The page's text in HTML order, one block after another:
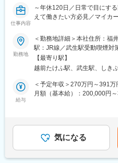
■働き方特徴
・技術打ち合わせで、設備設
・残業 月平均25時間程度
■この仕事の面白さ・魅力
・ムラタのコネクタ商品群や
・組立工程のうち検査＋梱包
期から商品設計と協働。ライ
・自ら開発した技術、企画し
き、多くの関係者と共に達成
仕事内容
～年休120日／日常で目にす
えて働きたい方必見／マイカ
■業務内容：
当社にて溶接工として下記業
※自社工場内での、溶接・鋼材
※鋼材（鉄・ステンレス・アル
※TIG溶接／半自動溶接
＼こんな方におススメ／
・福井県で腰を据えて働きたい
・未経験者歓迎！未経験者の
・一品一様のモノづくりに興
お客さまからのさまざまな要
勤務地
＜勤務地詳細＞本社住所：福
駅：JR線／武生駅受動喫煙対
【最寄り駅】
越前たけふ駅、武生駅、しき
給与
＜予定年収＞270万円～391
月額（基本給）：200,000円
定：作業服手当賃金はあくま
て上下する可能性があります
気になる